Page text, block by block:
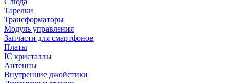
Тарелки
Трансформаторы
Модуль управления
Запчасти для смартфонов
Платы
IC кристаллы
Антенны
Внутренние джойстики